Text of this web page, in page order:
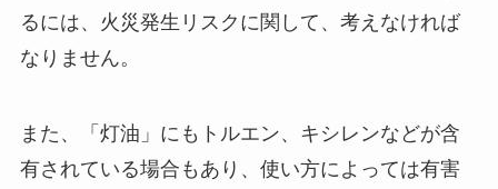
るには、
火災発生リスク に関して、考えなければ
なりません。
また、「灯油」にも トルエン、キシレンなどが含
有されている場合もあり、使い方によっては有害